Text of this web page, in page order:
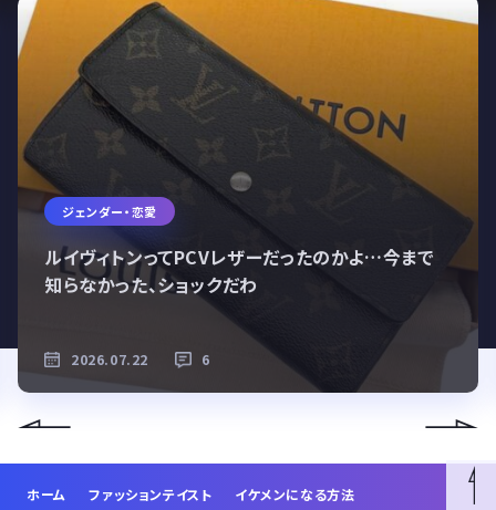
ジェンダー・恋愛
ルイヴィトンってPCVレザーだったのかよ…今まで
知らなかった、ショックだわ
2026.07.22 6
ホーム ファッションテイスト イケメンになる方法